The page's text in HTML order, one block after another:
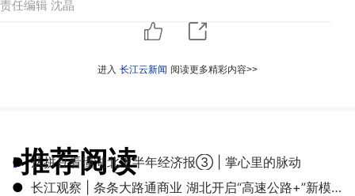
责任编辑 沈晶
进入 长江云新闻 阅读更多精彩内容>>
推荐阅读
● 从拼豆看懂湖北上半年经济报③ | 掌心里的脉动
●
长江观察 | 条条大路通商业 湖北开启“高速公路+”新模式